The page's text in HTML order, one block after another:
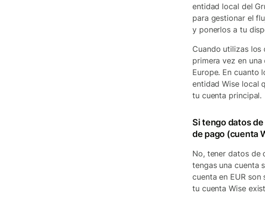
entidad local del
para gestionar el
y ponerlos a tu
Cuando utilizas los
primera vez en
Europe. En cuanto
entidad Wise local
tu cuenta principal.
Si tengo datos
de pago (cuenta
No, tener datos de
tengas una cuenta
cuenta en EUR
tu cuenta Wise